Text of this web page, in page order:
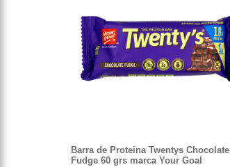
Barra de Proteina Twentys Chocolate
Fudge 60 grs marca Your Goal